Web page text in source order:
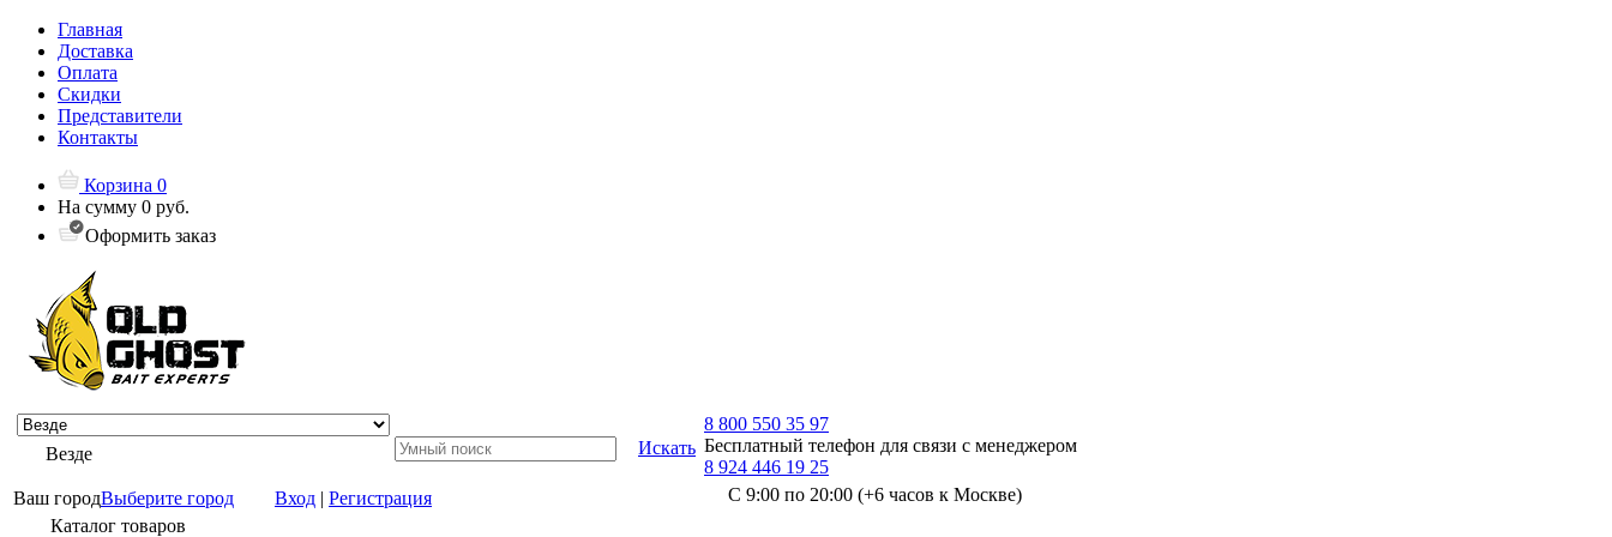
Главная
Доставка
Оплата
Скидки
Представители
Контакты
Корзина 0
На сумму 0 руб.
Оформить заказ
Везде Искать
Ваш городВыберите город Вход | Регистрация
8 800 550 35 97
Бесплатный телефон для связи с менеджером
8 924 446 19 25
С 9:00 по 20:00 (+6 часов к Москве)
Каталог товаров